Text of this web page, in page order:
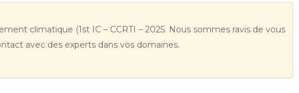
climatique (1st IC – CCRTI – 2025. Nous sommes ravis de vous
avec des experts dans vos domaines.